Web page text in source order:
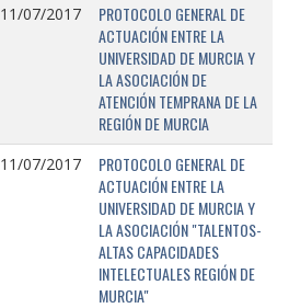
11/07/2017
PROTOCOLO GENERAL DE
ACTUACIÓN ENTRE LA
UNIVERSIDAD DE MURCIA Y
LA ASOCIACIÓN DE
ATENCIÓN TEMPRANA DE LA
REGIÓN DE MURCIA
11/07/2017
PROTOCOLO GENERAL DE
ACTUACIÓN ENTRE LA
UNIVERSIDAD DE MURCIA Y
LA ASOCIACIÓN "TALENTOS-
ALTAS CAPACIDADES
INTELECTUALES REGIÓN DE
MURCIA"